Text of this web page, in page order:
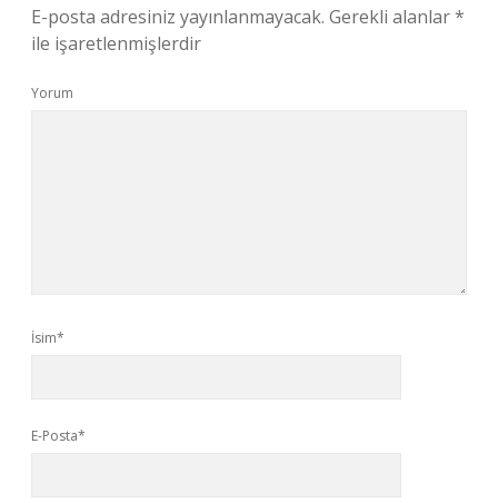
E-posta adresiniz yayınlanmayacak. Gerekli alanlar*
ile işaretlenmişlerdir
Yorum
İsim*
E-Posta*